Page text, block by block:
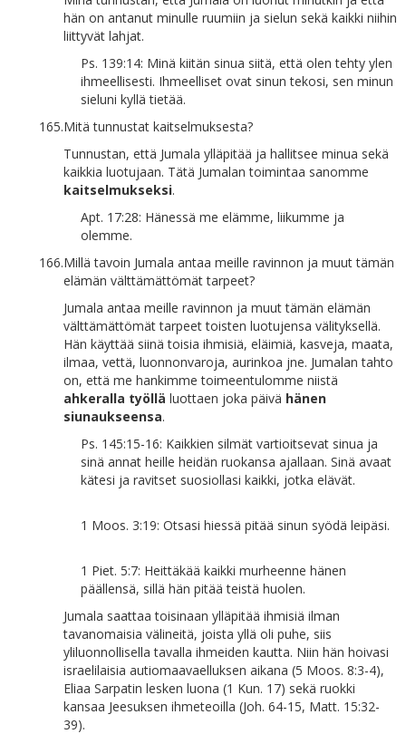
hän on antanut minulle ruumiin ja sielun sekä kaikki niihin
liittyvät lahjat.
Ps. 139:14: Minä kiitän sinua siitä, että olen tehty ylen
ihmeellisesti. Ihmeelliset ovat sinun tekosi, sen minun
sieluni kyllä tietää.
165.Mitä tunnustat kaitselmuksesta?
Tunnustan, että Jumala ylläpitää ja hallitsee minua sekä
kaikkia luotujaan. Tätä Jumalan toimintaa sanomme
kaitselmukseksi.
Apt. 17:28: Hänessä me elämme, liikumme ja
olemme.
166.Millä tavoin Jumala antaa meille ravinnon ja muut tämän
elämän välttämättömät tarpeet?
Jumala antaa meille ravinnon ja muut tämän elämän
välttämättömät tarpeet toisten luotujensa välityksellä.
Hän käyttää siinä toisia ihmisiä, eläimiä, kasveja, maata,
ilmaa, vettä, luonnonvaroja, aurinkoa jne. Jumalan tahto
on, että me hankimme toimeentulomme niistä
ahkeralla työllä luottaen joka päivä hänen
siunaukseensa.
Ps. 145:15-16: Kaikkien silmät vartioitsevat sinua ja
sinä annat heille heidän ruokansa ajallaan. Sinä avaat
kätesi ja ravitset suosiollasi kaikki, jotka elävät.
1 Moos. 3:19: Otsasi hiessä pitää sinun syödä leipäsi.
1 Piet. 5:7: Heittäkää kaikki murheenne hänen
päällensä, sillä hän pitää teistä huolen.
Jumala saattaa toisinaan ylläpitää ihmisiä ilman
tavanomaisia välineitä, joista yllä oli puhe, siis
yliluonnollisella tavalla ihmeiden kautta. Niin hän hoivasi
israelilaisia autiomaavaelluksen aikana (5 Moos. 8:3-4),
Eliaa Sarpatin lesken luona (1 Kun. 17) sekä ruokki
kansaa Jeesuksen ihmeteoilla (Joh. 64-15, Matt. 15:32-
39).